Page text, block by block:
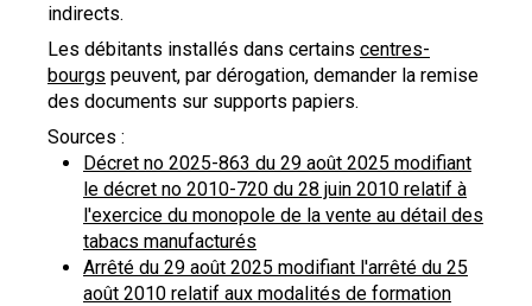
indirects.
Les débitants installés dans certains centres-
bourgs peuvent, par dérogation, demander la remise
des documents sur supports papiers.
Sources :
Décret no 2025-863 du 29 août 2025 modifiant
le décret no 2010-720 du 28 juin 2010 relatif à
l'exercice du monopole de la vente au détail des
tabacs manufacturés
Arrêté du 29 août 2025 modifiant l'arrêté du 25
août 2010 relatif aux modalités de formation